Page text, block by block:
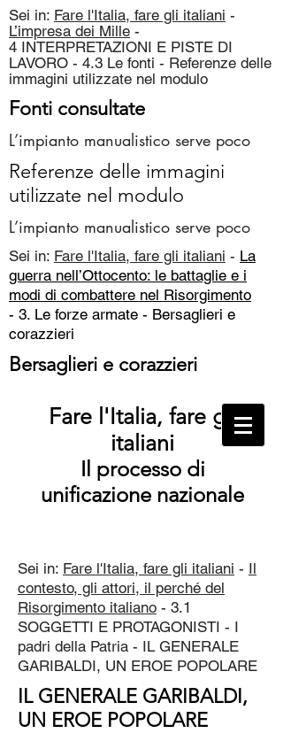
Sei in: Fare l'Italia, fare gli italiani -
L’impresa dei Mille -
4 INTERPRETAZIONI E PISTE DI
LAVORO - 4.3 Le fonti - Referenze delle
immagini utilizzate nel modulo
Fonti consultate
L’impianto manualistico serve poco
Referenze delle immagini
utilizzate nel modulo
L’impianto manualistico serve poco
Sei in: Fare l'Italia, fare gli italiani - La
guerra nell’Ottocento: le battaglie e i
modi di combattere nel Risorgimento
- 3. Le forze armate - Bersaglieri e
corazzieri
Bersaglieri e corazzieri
Fare l'Italia, fare gli
italiani
Il processo di
unificazione nazionale
Sei in: Fare l'Italia, fare gli italiani - Il
contesto, gli attori, il perché del
Risorgimento italiano - 3.1
SOGGETTI E PROTAGONISTI - I
padri della Patria - IL GENERALE
GARIBALDI, UN EROE POPOLARE
IL GENERALE GARIBALDI,
UN EROE POPOLARE